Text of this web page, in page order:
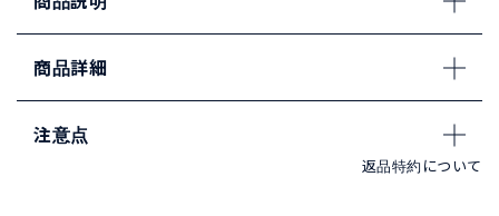
商品詳細
注意点
返品特約について